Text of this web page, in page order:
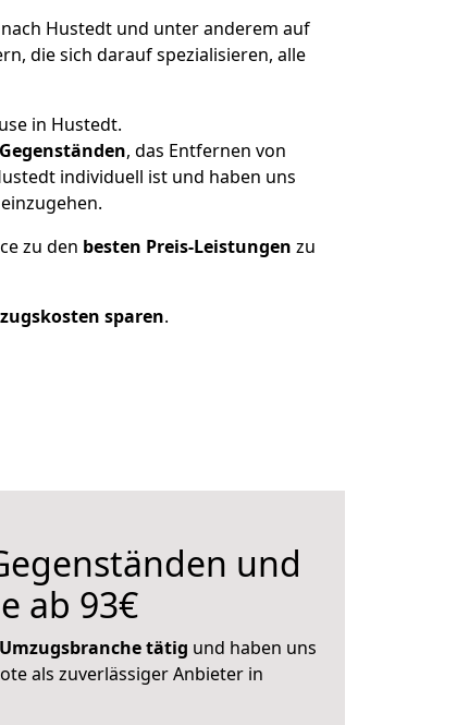
Hustedt und unter anderem auf
die sich darauf spezialisieren, alle
in Hustedt.
Gegenständen, das Entfernen von
individuell ist und haben uns
zu den besten Preis-Leistungen zu
sparen.
und
ab 93€
tätig und haben uns
als zuverlässiger Anbieter in